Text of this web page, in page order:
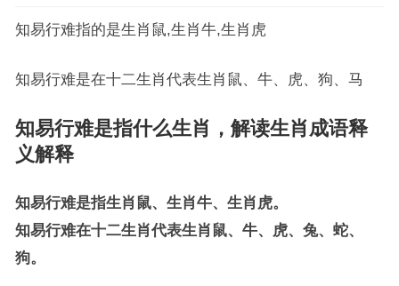
知易行难指的是生肖鼠,生肖牛,生肖虎
知易行难是在十二生肖代表生肖鼠、牛、虎、狗、马
知易行难是指什么生肖，解读生肖成语释
义解释
知易行难是指生肖鼠、生肖牛、生肖虎。
知易行难在十二生肖代表生肖鼠、牛、虎、兔、蛇、
狗。